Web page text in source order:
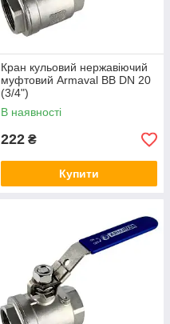
Кран кульовий нержавіючий
муфтовий Armaval ВВ DN 20
(3/4")
В наявності
222 ₴
Купити